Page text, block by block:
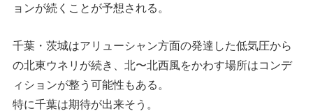
ョンが続くことが予想される。
千葉・茨城はアリューシャン方面の発達した低気圧から
の北東ウネリが続き、北〜北西風をかわす場所はコンデ
ィションが整う可能性もある。
特に千葉は期待が出来そう。